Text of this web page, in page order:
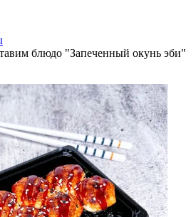
блюдо "Запеченный окунь эби"